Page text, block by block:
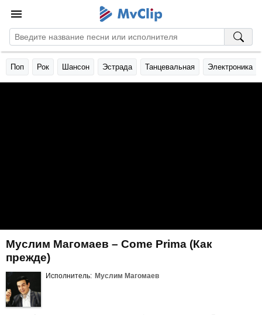
Поп Рок Шансон Эстрада Танцевальная Электроника
Муслим Магомаев – Come Prima (Как
прежде)
Исполнитель: Муслим Магомаев